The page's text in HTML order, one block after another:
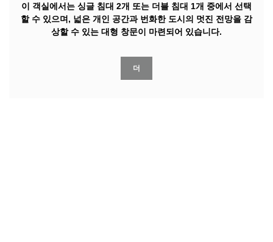
이 객실에서는 싱글 침대 2개 또는 더블 침대 1개 중에서 선택
할 수 있으며, 넓은 개인 공간과 번화한 도시의 멋진 전망을 감
상할 수 있는 대형 창문이 마련되어 있습니다.
더